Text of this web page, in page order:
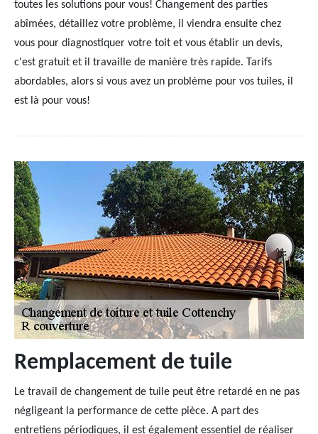
toutes les solutions pour vous! Changement des parties
abîmées, détaillez votre problème, il viendra ensuite chez
vous pour diagnostiquer votre toit et vous établir un devis,
c'est gratuit et il travaille de manière très rapide. Tarifs
abordables, alors si vous avez un problème pour vos tuiles, il
est là pour vous!
Remplacement de tuile
Le travail de changement de tuile peut être retardé en ne pas
négligeant la performance de cette pièce. A part des
entretiens périodiques, il est également essentiel de réaliser